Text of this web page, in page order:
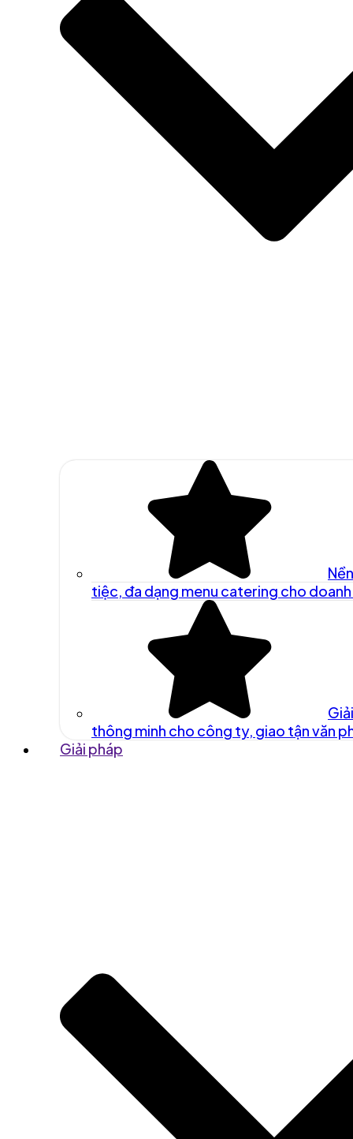
tiệc, đa dạng menu catering cho
thông minh cho công ty, giao tận văn
Giải pháp